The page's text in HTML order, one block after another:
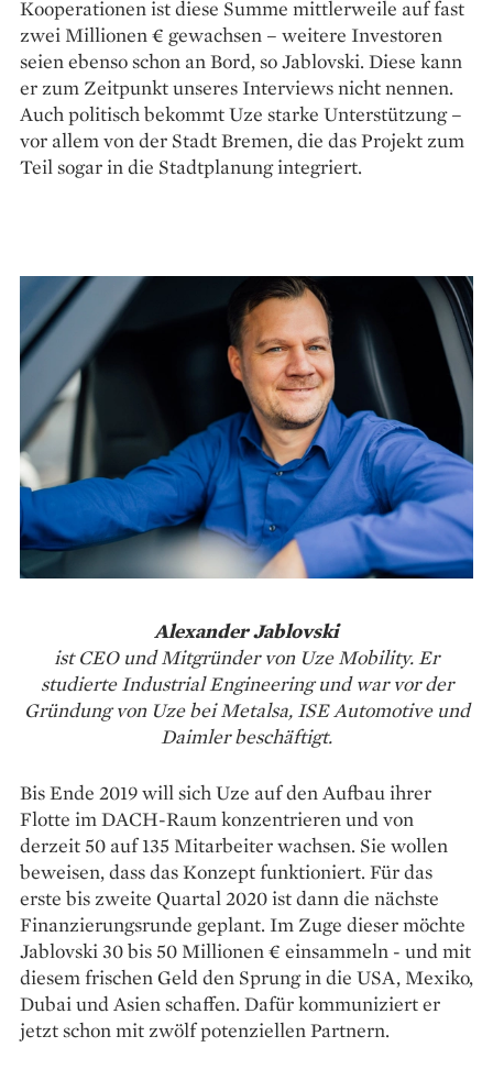
Kooperationen ist diese Summe mittlerweile auf fast
zwei Millionen € gewachsen – weitere Investoren
seien ebenso schon an Bord, so Jablovski. Diese kann
er zum Zeitpunkt unseres Interviews nicht nennen.
Auch politisch bekommt Uze starke Unterstützung –
vor allem von der Stadt Bremen, die das Projekt zum
Teil sogar in die Stadtplanung integriert.
Alexander Jablovski
ist CEO und Mitgründer von Uze Mobility. Er
studierte Industrial Engineering und war vor der
Gründung von Uze bei Metalsa, ISE Automotive und
Daimler beschäftigt.
Bis Ende 2019 will sich Uze auf den Aufbau ihrer
Flotte im DACH-Raum konzentrieren und von
derzeit 50 auf 135 Mitarbeiter wachsen. Sie wollen
beweisen, dass das Konzept funktioniert. Für das
erste bis zweite Quartal 2020 ist dann die nächste
Finanzierungsrunde geplant. Im Zuge dieser möchte
Jablovski 30 bis 50 Millionen € einsammeln - und mit
diesem frischen Geld den Sprung in die USA, Mexiko,
Dubai und Asien schaffen. Dafür kommuniziert er
jetzt schon mit zwölf potenziellen Partnern.